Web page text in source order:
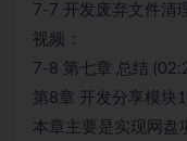
7-7 开发废弃文件清
视频：
7-8 第七章 总结
第8章 开发分享模块
本章主要是实现网盘